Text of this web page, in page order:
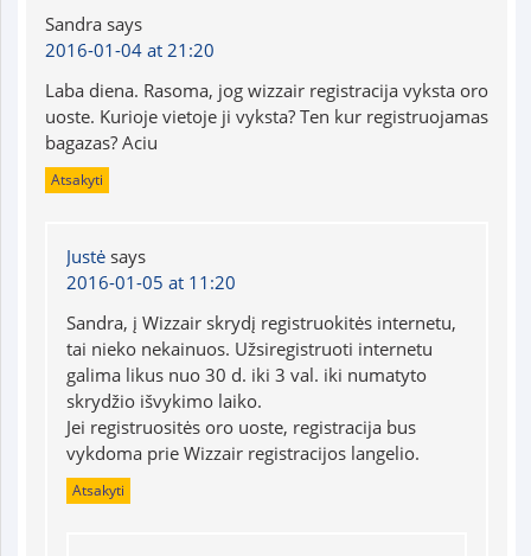
Sandra says
2016-01-04 at 21:20
Laba diena. Rasoma, jog wizzair registracija vyksta oro
uoste. Kurioje vietoje ji vyksta? Ten kur registruojamas
bagazas? Aciu
Atsakyti
Justė says
2016-01-05 at 11:20
Sandra, į Wizzair skrydį registruokitės internetu,
tai nieko nekainuos. Užsiregistruoti internetu
galima likus nuo 30 d. iki 3 val. iki numatyto
skrydžio išvykimo laiko.
Jei registruositės oro uoste, registracija bus
vykdoma prie Wizzair registracijos langelio.
Atsakyti